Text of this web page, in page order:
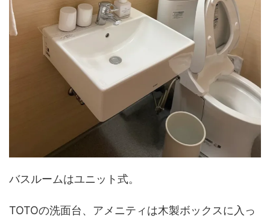
バスルームはユニット式。
TOTOの洗面台、アメニティは木製ボックスに入っ